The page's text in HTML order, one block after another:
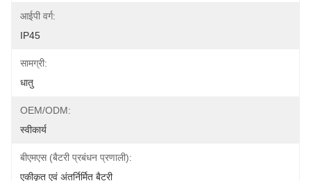
आईपी ​​​​वर्ग:
IP45
सामग्री:
धातु
OEM/ODM:
स्वीकार्य
बीएमएस (बैटरी प्रबंधन प्रणाली):
एकीकृत एवं अंतर्निर्मित बैटरी